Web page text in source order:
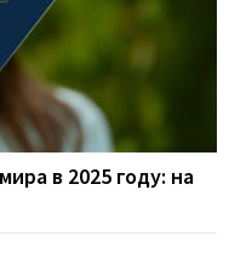
в 2025 году: на